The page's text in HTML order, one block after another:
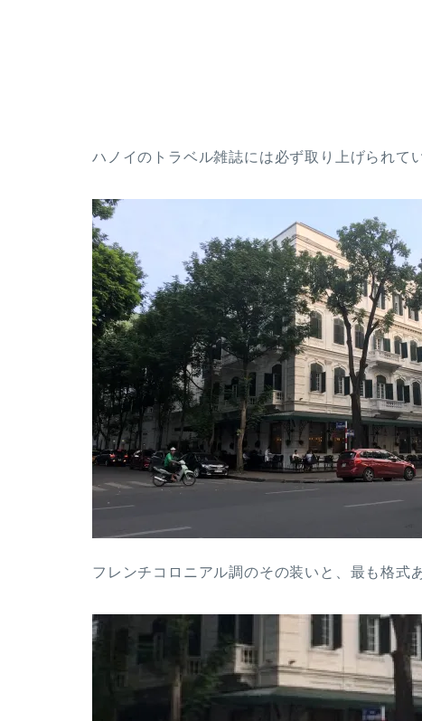
ハノイのトラベル雑誌には必ず取り上げられて
フレンチコロニアル調のその装いと、最も格式